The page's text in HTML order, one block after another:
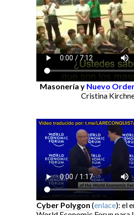
Masonería y Nuevo
Cristina
Cyber Polygon (enlace): el